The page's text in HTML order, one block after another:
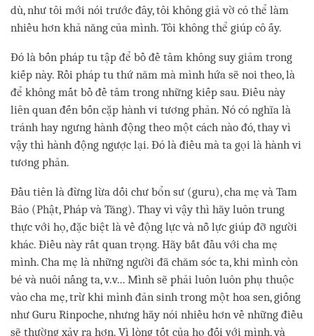
dù, như tôi mới nói trước đây, tôi không giả vờ có thể làm
nhiều hơn khả năng của mình. Tôi không thể giúp cô ấy.
Đó là bốn pháp tu tập để bồ đề tâm không suy giảm trong
kiếp này. Rồi pháp tu thứ năm mà mình hứa sẽ noi theo, là
để không mất bồ đề tâm trong những kiếp sau. Điều này
liên quan đến bốn cặp hành vi tương phản. Nó có nghĩa là
tránh hay ngưng hành động theo một cách nào đó, thay vì
vậy thì hành động ngược lại. Đó là điều mà ta gọi là hành vi
tương phản.
Đầu tiên là đừng lừa dối chư bổn sư (guru), cha mẹ và Tam
Bảo (Phật, Pháp và Tăng). Thay vì vậy thì hãy luôn trung
thực với họ, đặc biệt là về động lực và nỗ lực giúp đỡ người
khác. Điều này rất quan trọng. Hãy bắt đầu với cha mẹ
mình. Cha mẹ là những người đã chăm sóc ta, khi mình còn
bé và nuôi nấng ta, v.v... Mình sẽ phải luôn luôn phụ thuộc
vào cha mẹ, trừ khi mình đản sinh trong một hoa sen, giống
như Guru Rinpoche, nhưng hãy nói nhiều hơn về những điều
sẽ thường xảy ra hơn. Vì lòng tốt của họ đối với mình, và